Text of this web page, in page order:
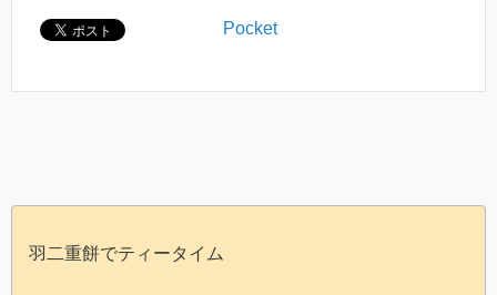
Pocket
羽二重餅でティータイム